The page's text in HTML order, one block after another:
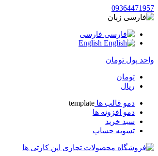
09364471957
زبان
فارسی
واحد پول تومان
تومان
ریال
دمو قالب ها template
دمو افزونه ها
سبد خرید
تسویه حساب